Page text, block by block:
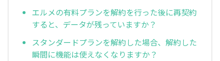
エルメの有料プランを解約を行った後に再契約
すると、データが残っていますか？
スタンダードプランを解約した場合、解約した
瞬間に機能は使えなくなりますか？